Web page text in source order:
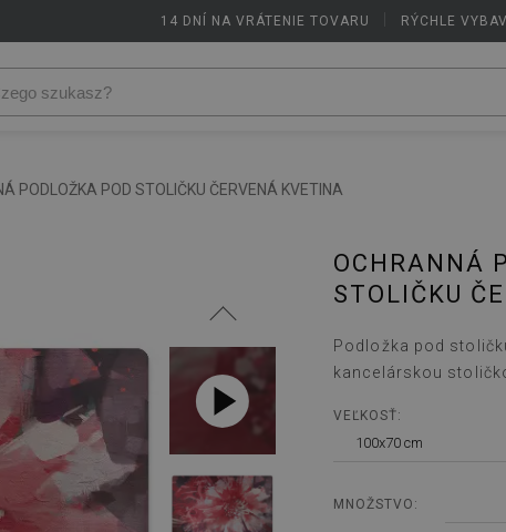
14 DNÍ NA VRÁTENIE TOVARU RÝCHLE
PODLOŽKA POD STOLIČKU ČERVENÁ KVETINA
OCHRANNÁ
STOLIČKU
Podložka pod
kancelárskou
VEĽKOSŤ:
100x70 cm
MNOŽSTVO: